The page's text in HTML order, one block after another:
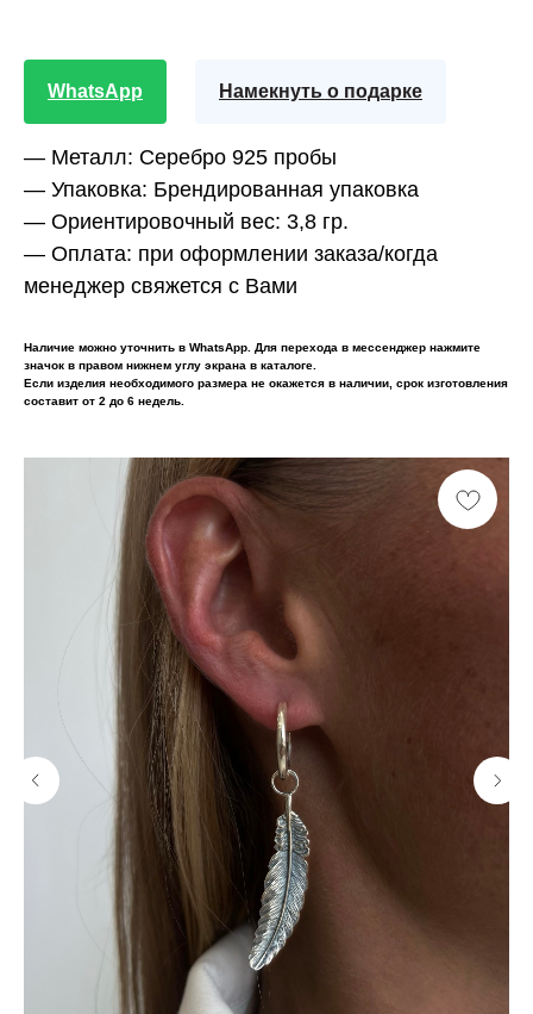
WhatsApp Намекнуть о подарке
— Металл: Серебро 925 пробы
— Упаковка: Брендированная упаковка
— Ориентировочный вес: 3,8 гр.
— Оплата: при оформлении заказа/когда
менеджер свяжется с Вами
Наличие можно уточнить в WhatsApp. Для перехода в мессенджер нажмите
значок в правом нижнем углу экрана в каталоге.
Если изделия необходимого размера не окажется в наличии, срок изготовления
составит от 2 до 6 недель.